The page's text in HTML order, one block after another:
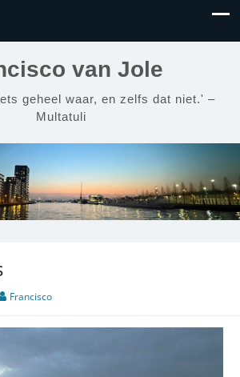
van Jole
geheel waar, en zelfs dat niet.' –
Multatuli
Francisco